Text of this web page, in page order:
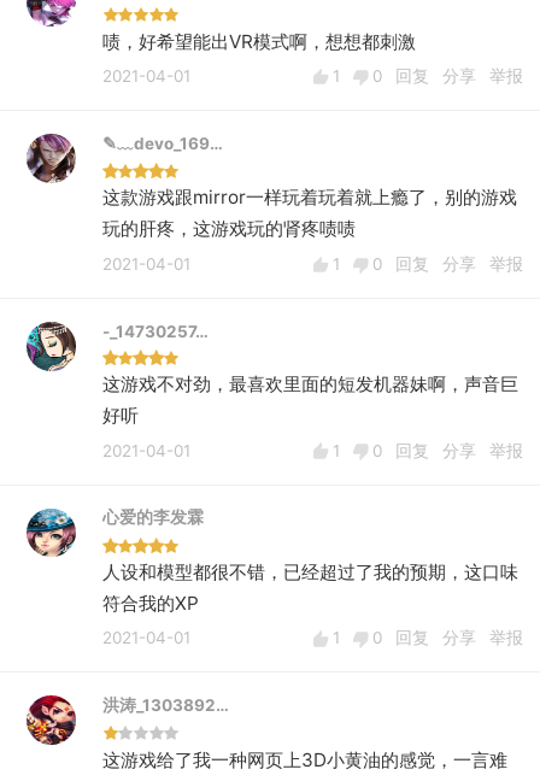
啧，好希望能出VR模式啊，想想都刺激
2021-04-01 1 0 回复 分享 举报
✎﹏devo_169…
这款游戏跟mirror一样玩着玩着就上瘾了，别的游戏
玩的肝疼，这游戏玩的肾疼啧啧
2021-04-01 1 0 回复 分享 举报
-_14730257…
这游戏不对劲，最喜欢里面的短发机器妹啊，声音巨
好听
2021-04-01 1 0 回复 分享 举报
心爱的李发霖
人设和模型都很不错，已经超过了我的预期，这口味
符合我的XP
2021-04-01 1 0 回复 分享 举报
洪涛_1303892…
这游戏给了我一种网页上3D小黄油的感觉，一言难